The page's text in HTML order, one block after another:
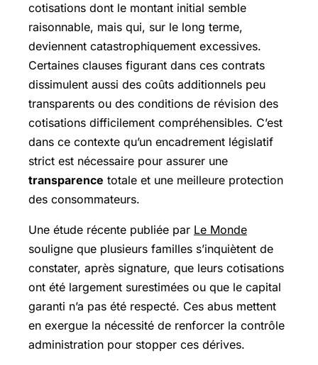
cotisations dont le montant initial semble
raisonnable, mais qui, sur le long terme,
deviennent catastrophiquement excessives.
Certaines clauses figurant dans ces contrats
dissimulent aussi des coûts additionnels peu
transparents ou des conditions de révision des
cotisations difficilement compréhensibles. C’est
dans ce contexte qu’un encadrement législatif
strict est nécessaire pour assurer une
transparence totale et une meilleure protection
des consommateurs.
Une étude récente publiée par Le Monde
souligne que plusieurs familles s’inquiètent de
constater, après signature, que leurs cotisations
ont été largement surestimées ou que le capital
garanti n’a pas été respecté. Ces abus mettent
en exergue la nécessité de renforcer la contrôle
administration pour stopper ces dérives.